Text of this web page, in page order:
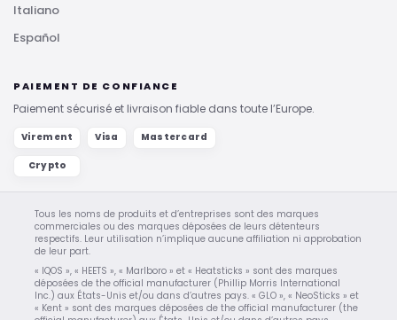
Italiano
Español
PAIEMENT DE CONFIANCE
Paiement sécurisé et livraison fiable dans toute l’Europe.
Virement Visa Mastercard
Crypto
Tous les noms de produits et d’entreprises sont des marques
commerciales ou des marques déposées de leurs détenteurs
respectifs. Leur utilisation n’implique aucune affiliation ni approbation
de leur part.
« IQOS », « HEETS », « Marlboro » et « Heatsticks » sont des marques
déposées de the official manufacturer (Phillip Morris International
Inc.) aux États-Unis et/ou dans d’autres pays. « GLO », « NeoSticks » et
« Kent » sont des marques déposées de the official manufacturer (the